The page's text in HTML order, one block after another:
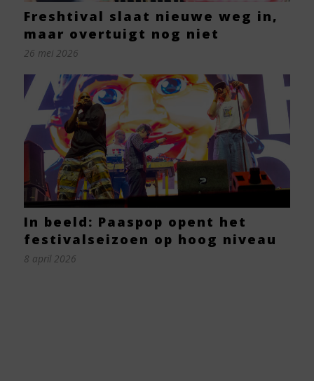
Freshtival slaat nieuwe weg in,
maar overtuigt nog niet
26 mei 2026
In beeld: Paaspop opent het
festivalseizoen op hoog niveau
8 april 2026